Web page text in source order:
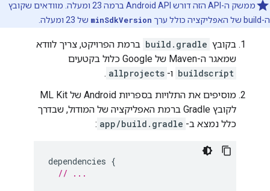
ממשק ה-API הזה דורש Android API ברמה 23 ומעלה. מוודאים שקובץ
ה-build של האפליקציה כולל ערך
minSdkVersion של 23 ומעלה.
בקובץ build.gradle ברמת הפרויקט, צריך לוודא
שמאגר ה-Maven של Google כלול בקטעים
buildscript ו- allprojects
.
מוסיפים את התלויות בספריות Android של ML Kit
לקובץ Gradle ברמת האפליקציה של המודול, שבדרך
כלל נמצא ב- app/build.gradle
:
dependencies {
// ...